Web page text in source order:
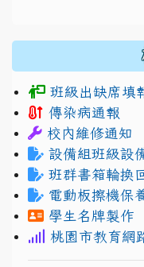
班級出缺席填
傳染病通報
校內維修通知
設備組班級設
班群書箱輪換
電動板擦機保
學生名牌製作
桃園市教育網